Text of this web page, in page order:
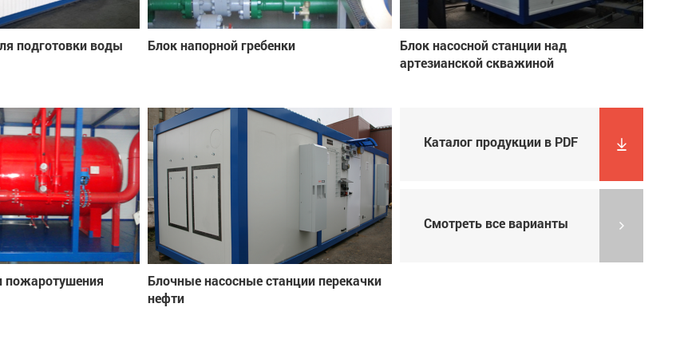
подготовки воды Блок напорной гребенки
Блок насосной станции над
артезианской скважиной
пожаротушения
Блочные насосные станции перекачки
нефти
Каталог продукции в PDF
Смотреть все варианты